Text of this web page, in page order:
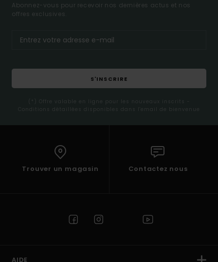
Abonnez-vous pour recevoir nos dernières actus et nos
offres exclusives.
S'INSCRIRE
(*) Offre valable en ligne pour les nouveaux inscrits -
Conditions détaillées disponibles dans l'email de bienvenue
Trouver un magasin Contactez nous
AIDE